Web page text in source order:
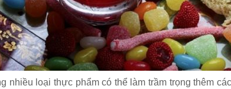
nhiều loại thực phẩm có thể làm trầm trọng thêm